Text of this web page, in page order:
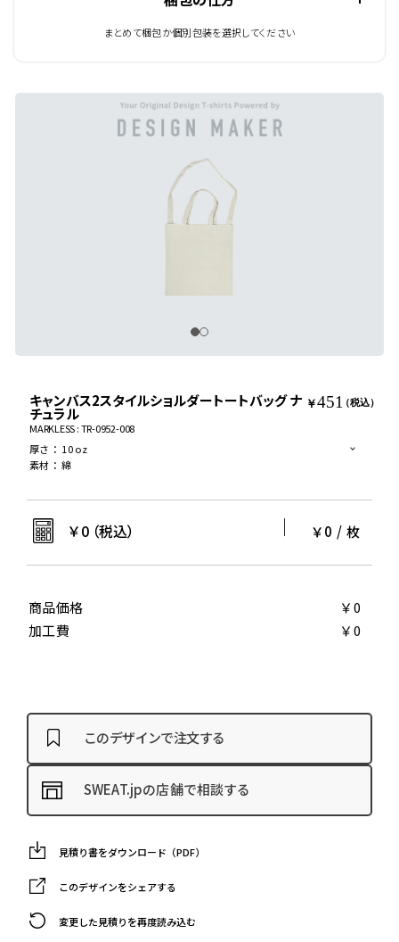
まとめて梱包か個別包装を選択してください
キャンバス2スタイルショルダートートバッグ ナ
チュラル
￥451 （税込）
MARKLESS : TR-0952-008
厚さ ： 10 oz
素材 ：綿
￥0（税込） ￥0 /枚
商品価格
￥0
加工費
￥0
このデザインで注文する
SWEAT.jpの店舗で相談する
見積り書をダウンロード（PDF）
このデザインをシェアする
変更した見積りを再度読み込む